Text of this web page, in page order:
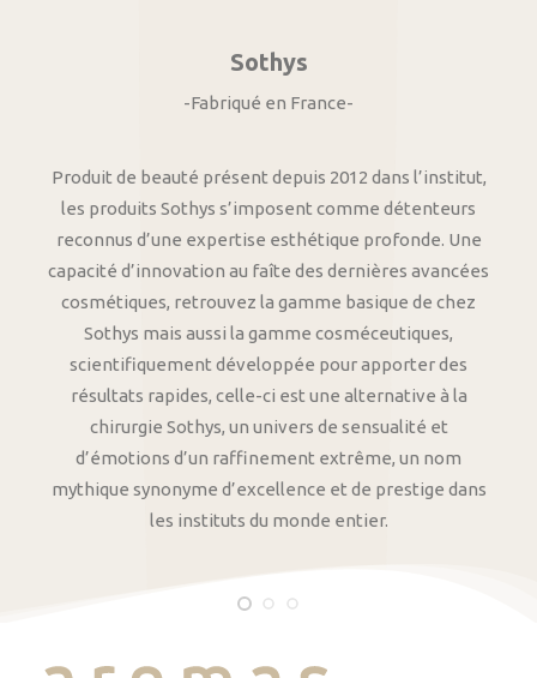
Sothys
-Fabriqué en France-
Produit de beauté présent depuis 2012 dans l’institut,
les produits Sothys s’imposent comme détenteurs
reconnus d’une expertise esthétique profonde. Une
capacité d’innovation au faîte des dernières avancées
cosmétiques, retrouvez la gamme basique de chez
Sothys mais aussi la gamme cosméceutiques,
scientifiquement développée pour apporter des
résultats rapides, celle-ci est une alternative à la
chirurgie Sothys, un univers de sensualité et
d’émotions d’un raffinement extrême, un nom
mythique synonyme d’excellence et de prestige dans
les instituts du monde entier.